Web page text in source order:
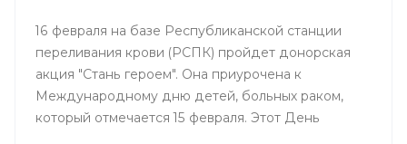
16 февраля на базе Республиканской станции
переливания крови (РСПК) пройдет донорская
акция "Стань героем". Она приурочена к
Международному дню детей, больных раком,
который отмечается 15 февраля. Этот День